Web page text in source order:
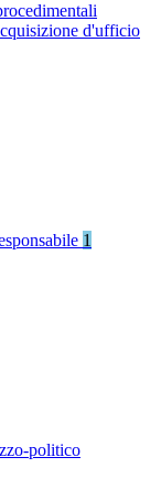
d'ufficio
1
politico